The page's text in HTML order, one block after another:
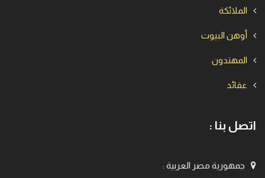
الملائكة
أوهن البيوت
المهتدون
عقائد
اتصل بنا :
جمهورية مصر العربية :